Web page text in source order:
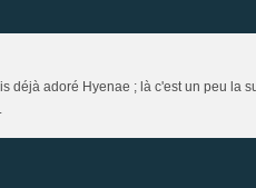
déjà adoré Hyenae ; là c'est un peu la